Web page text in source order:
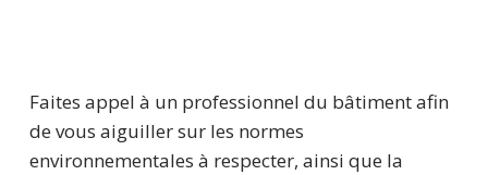
Faites appel à un professionnel du bâtiment afin
de vous aiguiller sur les normes
environnementales à respecter, ainsi que la